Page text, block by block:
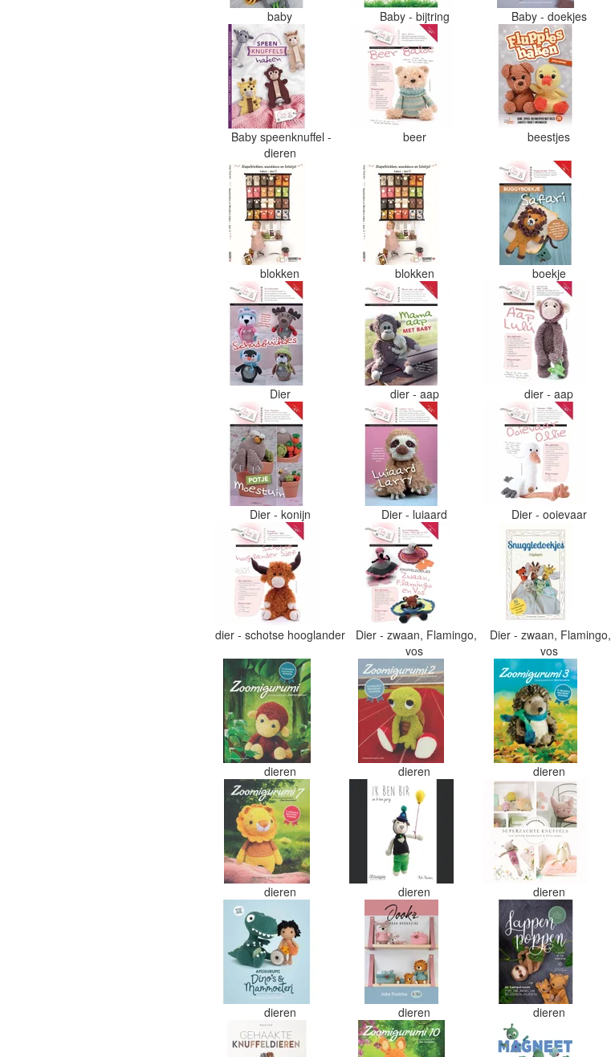
baby Baby - bijtring Baby - doekjes
Baby speenknuffel -
dieren
beer beestjes
blokken blokken boekje
Dier dier - aap dier - aap
Dier - konijn Dier - luiaard Dier - ooievaar
dier - schotse hooglander
Dier - zwaan, Flamingo,
vos
Dier - zwaan, Flamingo,
vos
dieren dieren dieren
dieren dieren dieren
dieren dieren dieren